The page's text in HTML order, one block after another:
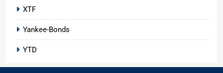
XTF
Yankee-Bonds
YTD